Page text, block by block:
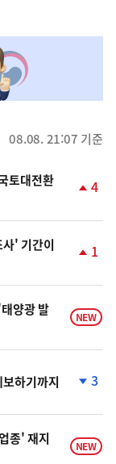
08.08. 21:07 기준
토대전환
상
4
' 기간이
상
승
1
양광 발
NEW
하기까지
하
락
3
종' 재지
NEW